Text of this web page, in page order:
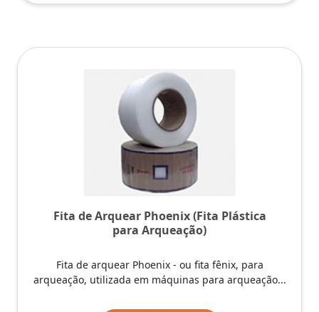
Fita de Arquear Phoenix (Fita Plástica
para Arqueação)
Fita de arquear Phoenix - ou fita fênix, para
arqueação, utilizada em máquinas para arqueação...